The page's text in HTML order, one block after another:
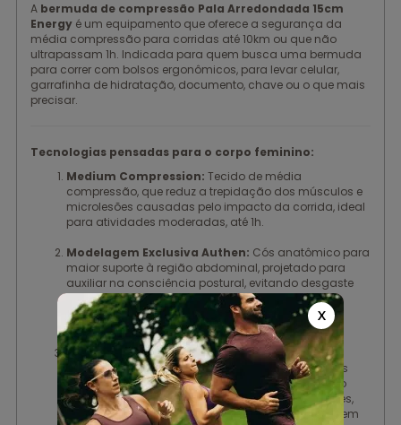
A bermuda de compressão Pala Arredondada 15cm
Energy é um equipamento que oferece a segurança da
média compressão para corridas até 10km ou que não
ultrapassam 1h. Indicada para quem busca uma bermuda
para correr com bolsos ergonômicos, para levar celular,
garrafinha de hidratação, documento, chave ou o que mais
precisar.
Tecnologias pensadas para o corpo feminino:
Medium Compression: Tecido de média
compressão, que reduz a trepidação dos músculos e
microlesões causadas pelo impacto da corrida, ideal
para atividades moderadas, até 1h.
Modelagem Exclusiva Authen: Cós anatômico para
maior suporte à região abdominal, projetado para
auxiliar na consciência postural, evitando desgaste
na coluna e preservando a musculatura infra
abdominal. Garante ainda que a peça não fique
descendo durante a corrida.
Bolsos com Sistema de Estabilização:Bolsos
estrategicamente e ergonomicamente localizados
que permitem levar consigo tudo que é necessário
para sua corrida: hidratação, alimentação, chaves,
celular, dinheiro, cartão, etc., de maneira segura, sem
X